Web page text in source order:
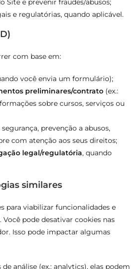
Site e prevenir fraudes/abusos;
e regulatórias, quando aplicável.
com base em:
você envia um formulário);
preliminares/contrato (ex.:
sobre cursos, serviços ou
segurança, prevenção a abusos,
com atenção aos seus direitos;
legal/regulatória, quando
similares
para viabilizar funcionalidades e
pode desativar cookies nas
Isso pode impactar algumas
análise (ex.: analytics), elas podem